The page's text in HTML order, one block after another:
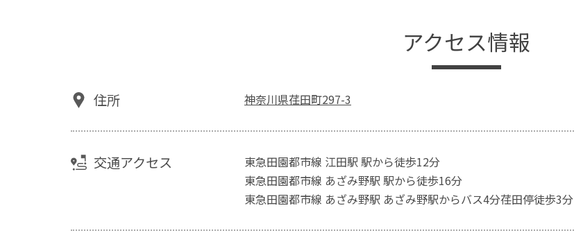
アクセス情報
住所 神奈川県荏田町297-3
交通アクセス
東急田園都市線 江田駅 駅から徒歩12分
東急田園都市線 あざみ野駅 駅から徒歩16分
東急田園都市線 あざみ野駅 あざみ野駅からバス4分荏田停徒歩3分